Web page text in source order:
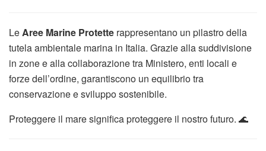
LeAree Marine Protette rappresentano un pilastro della
tutela ambientale marina in Italia. Grazie alla suddivisione
in zone e alla collaborazione tra Ministero, enti locali e
forze dell’ordine, garantiscono un equilibrio tra
conservazione e sviluppo sostenibile.
Proteggere il mare significa proteggere il nostro futuro. 🌊